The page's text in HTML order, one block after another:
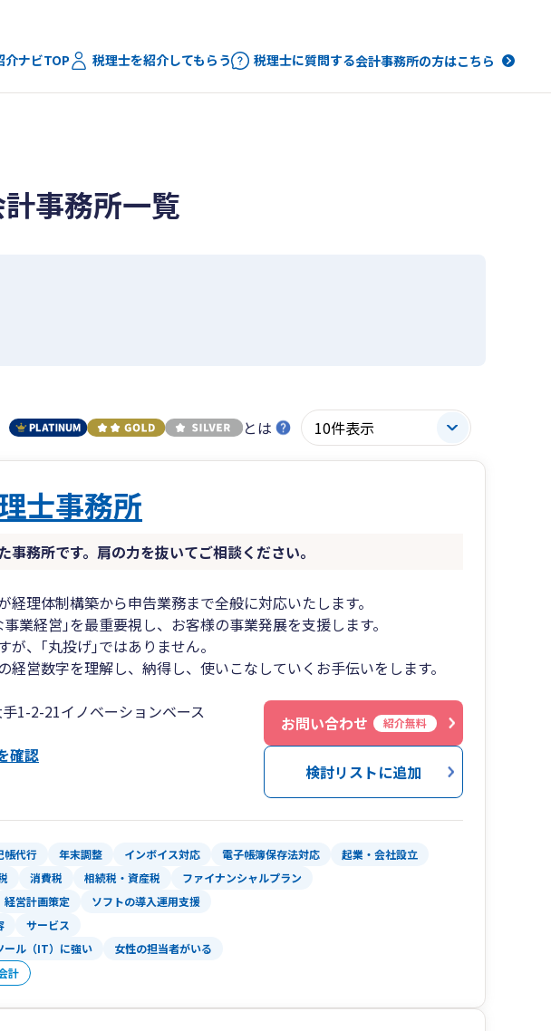
介ナビTOP 税理士を紹介してもらう 税理士に質問する会計事務所の方はこちら
事務所一覧
とは
士事務所
事務所です。肩の力を抜いてご相談ください。
経理体制構築から申告業務まで全般に対応いたします。
業経営｣を最重要視し、お客様の事業発展を支援します。
が、｢丸投げ｣ではありません。
経営数字を理解し、納得し、使いこなしていくお手伝いをします。
1-2-21イノベーションベース
確認
お問い合わせ 紹介無料
検討リストに追加
帳代行 年末調整 インボイス対応 電子帳簿保存法対応
起業・会社設立
消費税 相続税・資産税
ファイナンシャルプラン
経営計画策定 ソフトの導入運用支援
サービス
ール（IT）に強い 女性の担当者がいる
計